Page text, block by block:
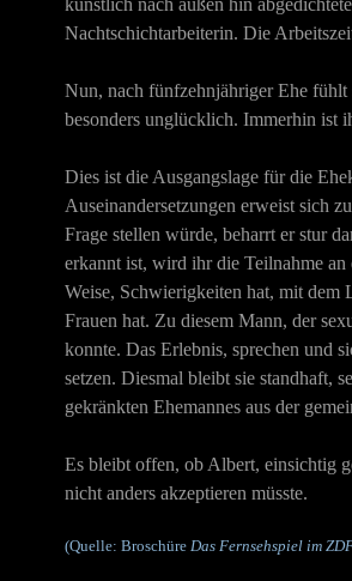
künstlich nach außen hin
Nachtschichtarbeiterin. Die
Nun, nach fünfzehnjähriger Ehe
besonders unglücklich. Immerhin ist
Dies ist die Ausgangslage für die
Auseinandersetzungen erweist sich
Frage stellen würde, beharrt er stur
erkannt ist, wird ihr die Teilnahme
Weise, Schwierigkeiten hat, mit dem
Frauen hat. Zu diesem Mann, der
konnte. Das Erlebnis, sprechen und
setzen. Diesmal bleibt sie standhaft,
gekränkten Ehemannes aus der
Es bleibt offen, ob Albert, einsichtig
nicht anders akzeptieren müsste.
(Quelle: Broschüre Das Fernsehspiel im